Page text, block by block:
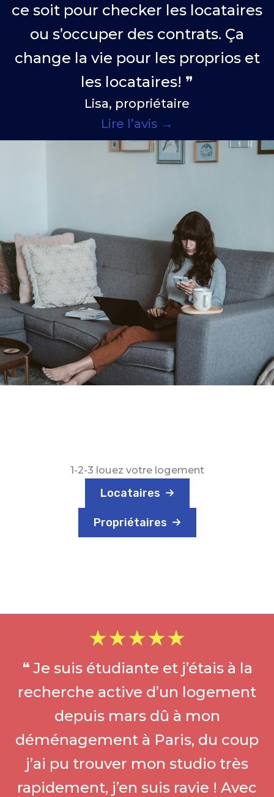
ce soit pour checker les locataires
ou s’occuper des contrats. Ça
change la vie pour les proprios et
les locataires! ❞
Lisa, propriétaire
Lire l’avis →
1-2-3 louez votre logement
Locataires
Propriétaires
★★★★★
❝ Je suis étudiante et j’étais à la
recherche active d’un logement
depuis mars dû à mon
déménagement à Paris, du coup
j’ai pu trouver mon studio très
rapidement, j’en suis ravie ! Avec